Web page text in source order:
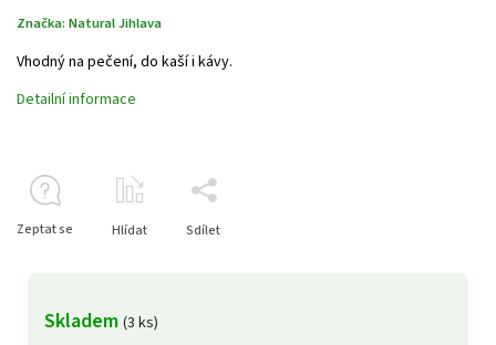
Značka: Natural Jihlava
Skladem (3 ks)
Vhodný na pečení, do kaší i kávy.
Detailní informace
Zeptat se Hlídat Sdílet